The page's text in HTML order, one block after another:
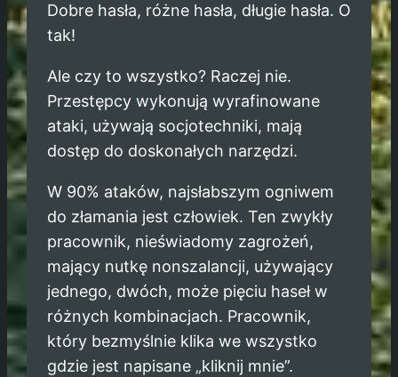
Dobre hasła, różne hasła, długie hasła. O
tak!
Ale czy to wszystko? Raczej nie.
Przestępcy wykonują wyrafinowane
ataki, używają socjotechniki, mają
dostęp do doskonałych narzędzi.
W 90% ataków, najsłabszym ogniwem
do złamania jest człowiek. Ten zwykły
pracownik, nieświadomy zagrożeń,
mający nutkę nonszalancji, używający
jednego, dwóch, może pięciu haseł w
różnych kombinacjach. Pracownik,
który bezmyślnie klika we wszystko
gdzie jest napisane „kliknij mnie”.